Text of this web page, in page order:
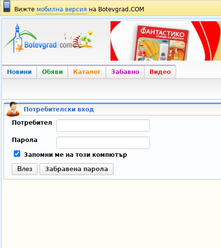
Вижте мобилна версия на Botevgrad.COM
Новини Обяви Каталог Забавно Видео
Потребителски вход
Потребител
Парола
Запомни ме на този компютър
Влез Забравена парола